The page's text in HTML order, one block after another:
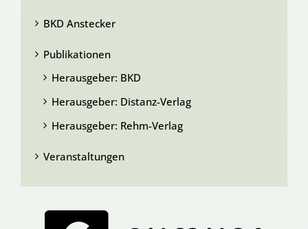
BKD Anstecker
Publikationen
Herausgeber: BKD
Herausgeber: Distanz-Verlag
Herausgeber: Rehm-Verlag
Veranstaltungen